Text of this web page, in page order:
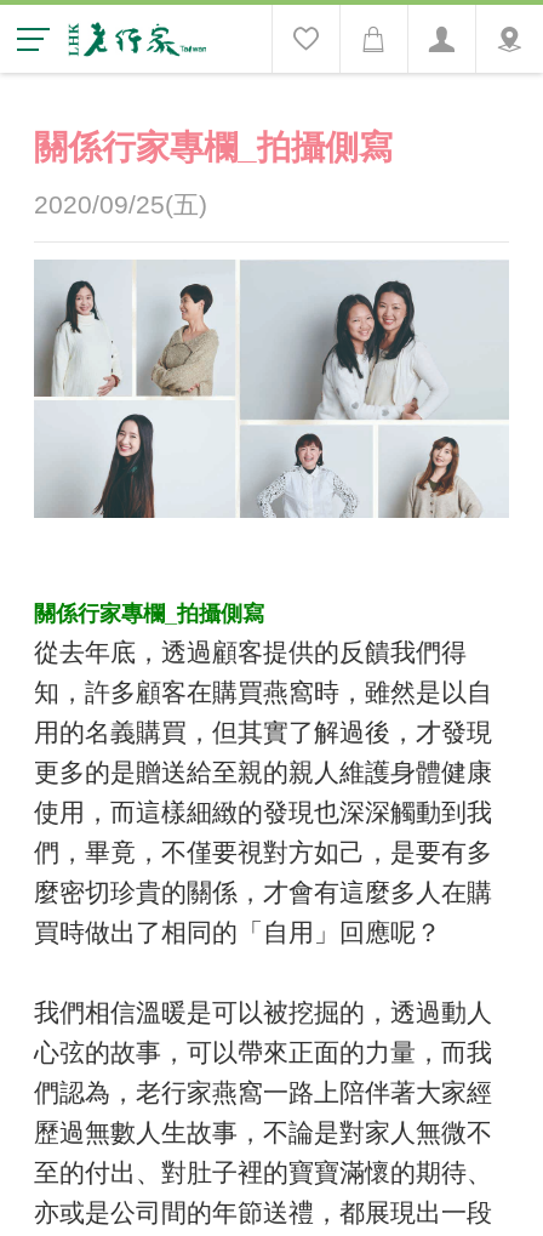
關係行家專欄_拍攝側寫
2020/09/25(五)
關係行家專欄_拍攝側寫
從去年底，透過顧客提供的反饋我們得
知，許多顧客在購買燕窩時，雖然是以自
用的名義購買，但其實了解過後，才發現
更多的是贈送給至親的親人維護身體健康
使用，而這樣細緻的發現也深深觸動到我
們，畢竟，不僅要視對方如己，是要有多
麼密切珍貴的關係，才會有這麼多人在購
買時做出了相同的「自用」回應呢？
我們相信溫暖是可以被挖掘的，透過動人
心弦的故事，可以帶來正面的力量，而我
們認為，老行家燕窩一路上陪伴著大家經
歷過無數人生故事，不論是對家人無微不
至的付出、對肚子裡的寶寶滿懷的期待、
亦或是公司間的年節送禮，都展現出一段